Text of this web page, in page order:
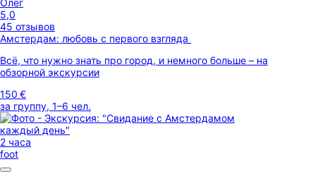
Олег
5,0
45 отзывов
Амстердам: любовь с первого взгляда
Всё, что нужно знать про город, и немного больше – на
обзорной экскурсии
150 €
за группу, 1–6 чел.
2 часа
foot